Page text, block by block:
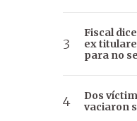
Fiscal
ex
para no
Dos
vaciaron